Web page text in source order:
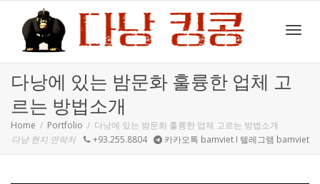
다낭에 있는 밤문화 훌륭한 업체 고
르는 방법소개
Home Portfolio
다낭에 있는 밤문화 훌륭한 업체 고르는 방법소개
다낭 현지 연락처
+93.255.8804 카카오톡 bamviet I 텔레그램 bamviet